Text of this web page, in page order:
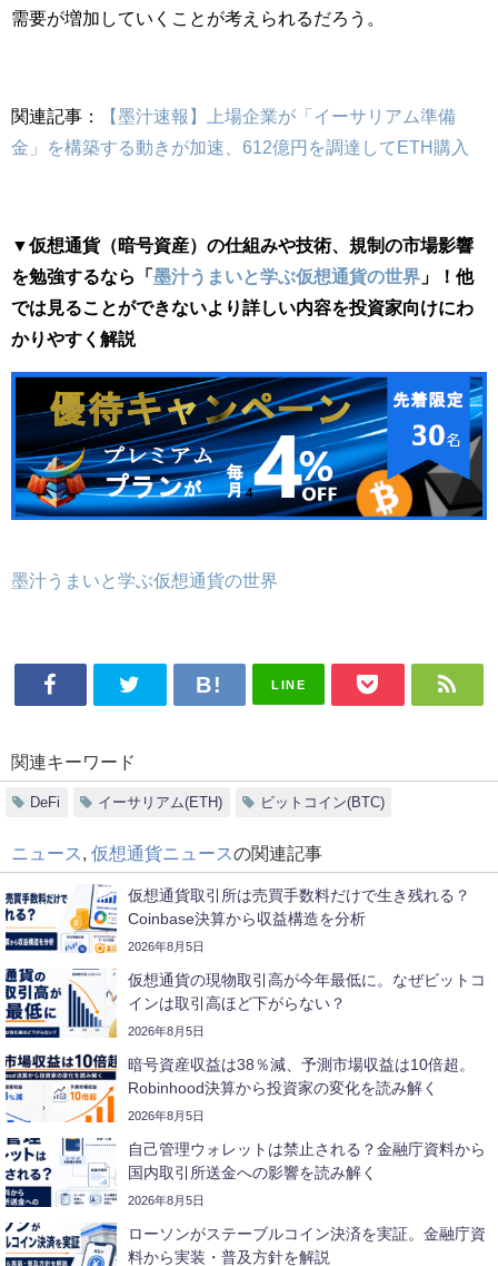
需要が増加していくことが考えられるだろう。
関連記事：
【墨汁速報】上場企業が「イーサリアム準備
金」を構築する動きが加速、612億円を調達してETH購入
▼仮想通貨（暗号資産）の仕組みや技術、規制の市場影響
を勉強するなら「 墨汁うまいと学ぶ仮想通貨の世界 」！他
では見ることができないより詳しい内容を投資家向けにわ
かりやすく解説
墨汁うまいと学ぶ仮想通貨の世界
LINE
関連キーワード
DeFi イーサリアム(ETH) ビットコイン(BTC)
ニュース 仮想通貨ニュースの関連記事
仮想通貨取引所は売買手数料だけで生き残れる？
Coinbase決算から収益構造を分析
2026年8月5日
仮想通貨の現物取引高が今年最低に。なぜビットコ
インは取引高ほど下がらない？
2026年8月5日
暗号資産収益は38％減、予測市場収益は10倍超。
Robinhood決算から投資家の変化を読み解く
2026年8月5日
自己管理ウォレットは禁止される？金融庁資料から
国内取引所送金への影響を読み解く
2026年8月5日
ローソンがステーブルコイン決済を実証。金融庁資
料から実装・普及方針を解説